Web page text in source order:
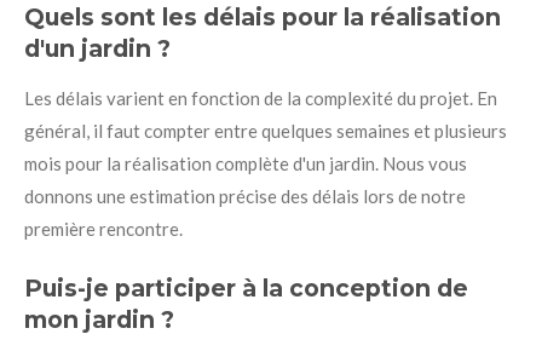
Quels sont les délais pour la réalisation
d'un jardin ?
Les délais varient en fonction de la complexité du projet. En
général, il faut compter entre quelques semaines et plusieurs
mois pour la réalisation complète d'un jardin. Nous vous
donnons une estimation précise des délais lors de notre
première rencontre.
Puis-je participer à la conception de
mon jardin ?